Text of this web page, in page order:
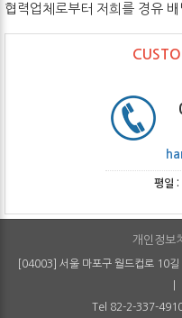
협력업체로부터 저희를 경유
평일
개인정보
[04003] 서울 마포구 월드컵로 10
|
Tel 82-2-337-